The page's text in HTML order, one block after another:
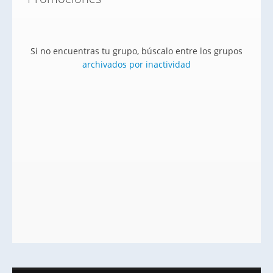
Si no encuentras tu grupo, búscalo entre los grupos
archivados por inactividad